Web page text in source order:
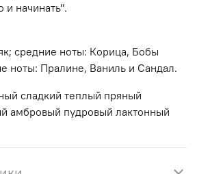
и начинать".
средние ноты: Корица, Бобы
ноты: Пралине, Ваниль и Сандал.
сладкий теплый пряный
амбровый пудровый лактонный